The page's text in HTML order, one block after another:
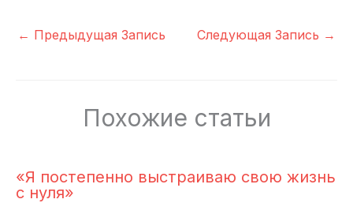
← Предыдущая Запись Следующая Запись →
Похожие статьи
«Я постепенно выстраиваю свою жизнь
с нуля»